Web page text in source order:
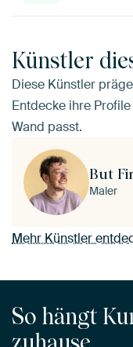
Künstler
Diese Künstler
Entdecke ihre
Wand passt.
Mehr Künstler
But
Maler
So hängt